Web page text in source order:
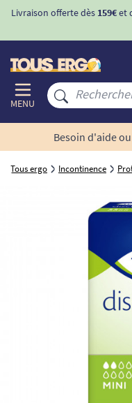
Livraison offerte dès 159€et
MENU
Besoin d'aide
Tous ergo Incontinence